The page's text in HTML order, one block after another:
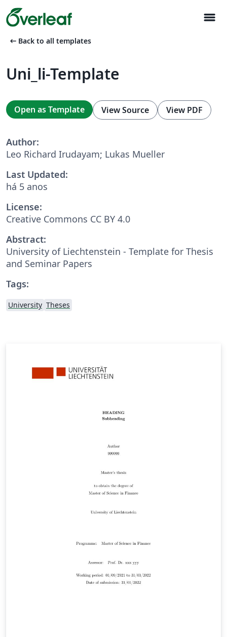
menu
arrow_left_alt Back to all templates
Uni_li-Template
Open as Template View Source View PDF
Author:
Leo Richard Irudayam; Lukas Mueller
Last Updated:
há 5 anos
License:
Creative Commons CC BY 4.0
Abstract:
University of Liechtenstein - Template for Thesis
and Seminar Papers
Tags:
University Theses